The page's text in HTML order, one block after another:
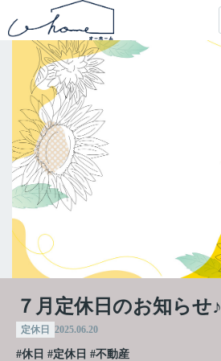
７月定休日のお知らせ♪
定休日 2025.06.20
#休日 #定休日 #不動産